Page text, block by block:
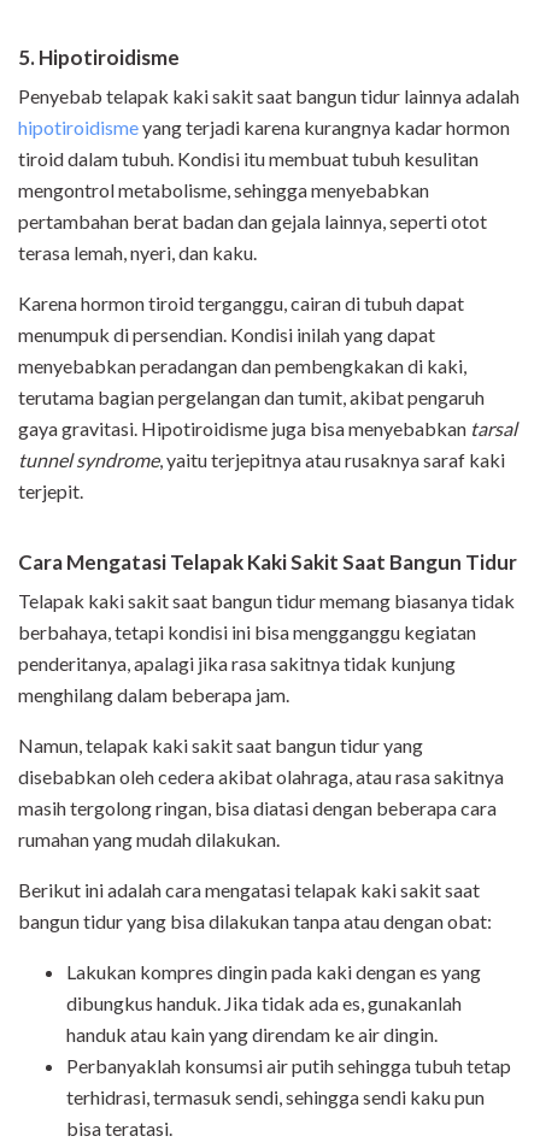
5. Hipotiroidisme
Penyebab telapak kaki sakit saat bangun tidur lainnya adalah
hipotiroidismeyang terjadi karena kurangnya kadar hormon
tiroid dalam tubuh. Kondisi itu membuat tubuh kesulitan
mengontrol metabolisme, sehingga menyebabkan
pertambahan berat badan dan gejala lainnya, seperti otot
terasa lemah, nyeri, dan kaku.
Karena hormon tiroid terganggu, cairan di tubuh dapat
menumpuk di persendian. Kondisi inilah yang dapat
menyebabkan peradangan dan pembengkakan di kaki,
terutama bagian pergelangan dan tumit, akibat pengaruh
gaya gravitasi. Hipotiroidisme juga bisa menyebabkan tarsal
tunnel syndrome, yaitu terjepitnya atau rusaknya saraf kaki
terjepit.
Cara Mengatasi Telapak Kaki Sakit Saat Bangun Tidur
Telapak kaki sakit saat bangun tidur memang biasanya tidak
berbahaya, tetapi kondisi ini bisa mengganggu kegiatan
penderitanya, apalagi jika rasa sakitnya tidak kunjung
menghilang dalam beberapa jam.
Namun, telapak kaki sakit saat bangun tidur yang
disebabkan oleh cedera akibat olahraga, atau rasa sakitnya
masih tergolong ringan, bisa diatasi dengan beberapa cara
rumahan yang mudah dilakukan.
Berikut ini adalah cara mengatasi telapak kaki sakit saat
bangun tidur yang bisa dilakukan tanpa atau dengan obat:
Lakukan kompres dingin pada kaki dengan es yang
dibungkus handuk. Jika tidak ada es, gunakanlah
handuk atau kain yang direndam ke air dingin.
Perbanyaklah konsumsi air putih sehingga tubuh tetap
terhidrasi, termasuk sendi, sehingga sendi kaku pun
bisa teratasi.